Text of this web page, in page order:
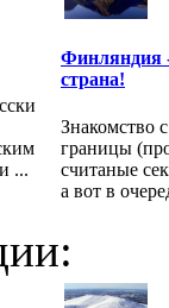
...
Финляндия
страна!
Знакомство
границы
считаные
а вот в